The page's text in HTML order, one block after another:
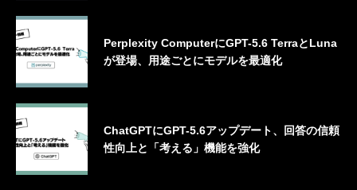
Perplexity ComputerにGPT-5.6 TerraとLuna
が登場、用途ごとにモデルを最適化
ChatGPTにGPT-5.6アップデート、回答の信頼
性向上と「考える」機能を強化